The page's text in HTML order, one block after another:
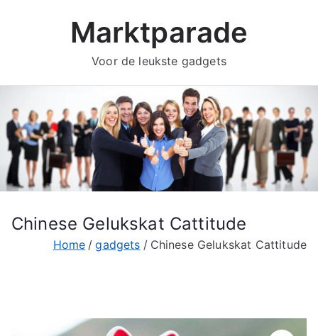
Marktparade
Voor de leukste gadgets
Chinese Gelukskat Cattitude
Home gadgets Chinese Gelukskat Cattitude